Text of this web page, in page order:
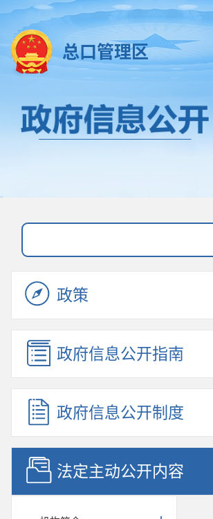
总口管理区
政策
政府信息公开指南
政府信息公开制度
法定主动公开内容